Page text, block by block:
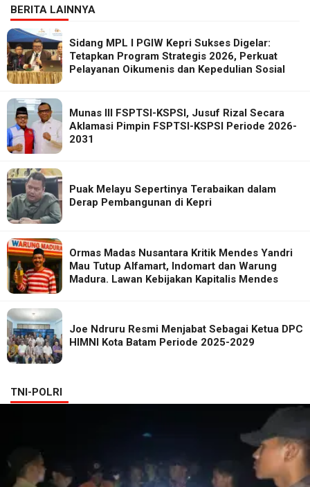
BERITA LAINNYA
Sidang MPL I PGIW Kepri Sukses Digelar:
Tetapkan Program Strategis 2026, Perkuat
Pelayanan Oikumenis dan Kepedulian Sosial
Munas III FSPTSI-KSPSI, Jusuf Rizal Secara
Aklamasi Pimpin FSPTSI-KSPSI Periode 2026-
2031
Puak Melayu Sepertinya Terabaikan dalam
Derap Pembangunan di Kepri
Ormas Madas Nusantara Kritik Mendes Yandri
Mau Tutup Alfamart, Indomart dan Warung
Madura. Lawan Kebijakan Kapitalis Mendes
Joe Ndruru Resmi Menjabat Sebagai Ketua DPC
HIMNI Kota Batam Periode 2025-2029
TNI-POLRI